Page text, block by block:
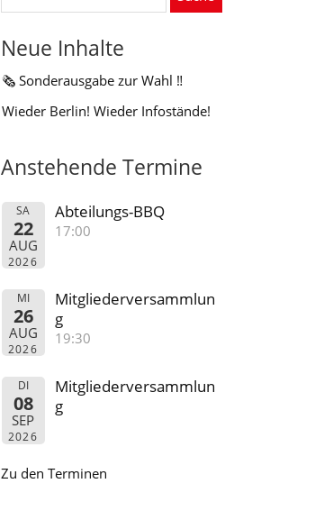
Neue Inhalte
🗞️ Sonderausgabe zur Wahl ‼️
Wieder Berlin! Wieder Infostände!
Anstehende Termine
SA
22
AUG
2026
Abteilungs-BBQ
17:00
MI
26
AUG
2026
Mitgliederversammlun
g
19:30
DI
08
SEP
2026
Mitgliederversammlun
g
Zu den Terminen